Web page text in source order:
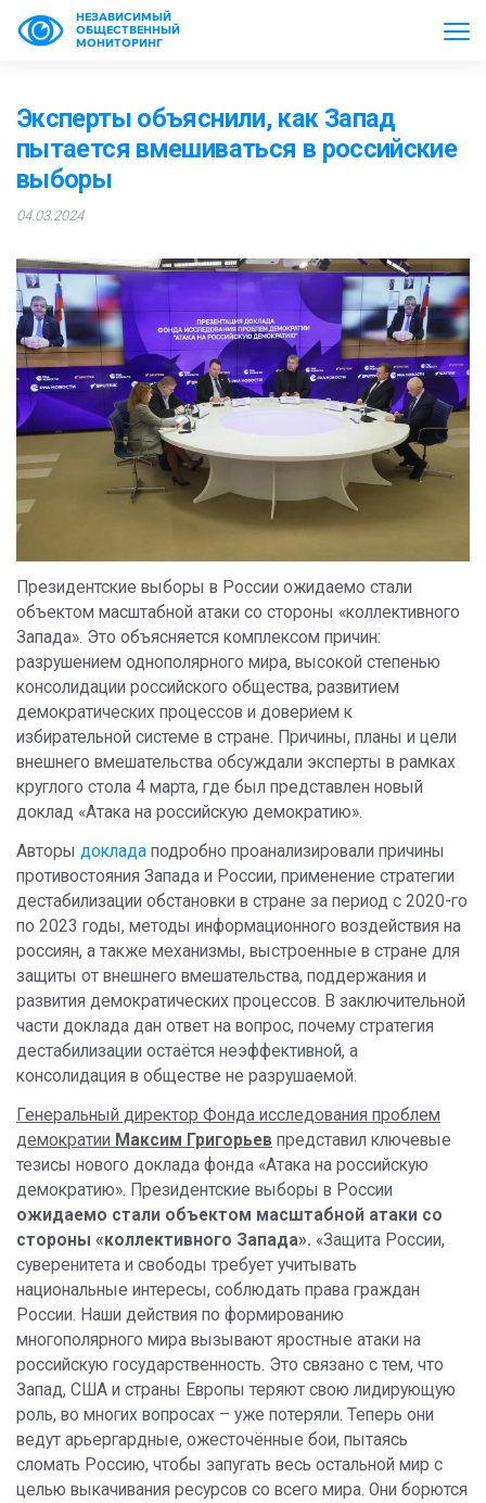
НЕЗАВИСИМЫЙ
ОБЩЕСТВЕННЫЙ
МОНИТОРИНГ
Эксперты объяснили, как Запад
пытается вмешиваться в российские
выборы
04.03.2024
Президентские выборы в России ожидаемо стали
объектом масштабной атаки со стороны «коллективного
Запада». Это объясняется комплексом причин:
разрушением однополярного мира, высокой степенью
консолидации российского общества, развитием
демократических процессов и доверием к
избирательной системе в стране. Причины, планы и цели
внешнего вмешательства обсуждали эксперты в рамках
круглого стола 4 марта, где был представлен новый
доклад «Атака на российскую демократию».
Авторы доклада подробно проанализировали причины
противостояния Запада и России, применение стратегии
дестабилизации обстановки в стране за период с 2020-го
по 2023 годы, методы информационного воздействия на
россиян, а также механизмы, выстроенные в стране для
защиты от внешнего вмешательства, поддержания и
развития демократических процессов. В заключительной
части доклада дан ответ на вопрос, почему стратегия
дестабилизации остаётся неэффективной, а
консолидация в обществе не разрушаемой.
Генеральный директор Фонда исследования проблем
демократии Максим Григорьев представил ключевые
тезисы нового доклада фонда «Атака на российскую
демократию». Президентские выборы в России
ожидаемо стали объектом масштабной атаки со
стороны «коллективного Запада». «Защита России,
суверенитета и свободы требует учитывать
национальные интересы, соблюдать права граждан
России. Наши действия по формированию
многополярного мира вызывают яростные атаки на
российскую государственность. Это связано с тем, что
Запад, США и страны Европы теряют свою лидирующую
роль, во многих вопросах – уже потеряли. Теперь они
ведут арьергардные, ожесточённые бои, пытаясь
сломать Россию, чтобы запугать весь остальной мир c
целью выкачивания ресурсов со всего мира. Они борются